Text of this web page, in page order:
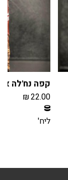
קפה נח'לה אדום
₪22.00
ליח'